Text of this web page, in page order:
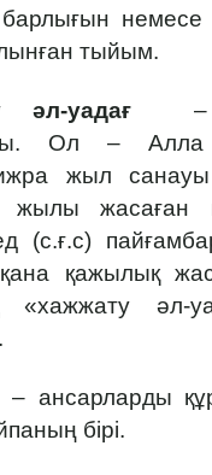
барлығын немесе
тыйым.
әл-уадағ –
Ол – Алла
жыл
жасаған
(с.ғ.с)
қажылық
«хажжату әл-
ансарларды
бірі.